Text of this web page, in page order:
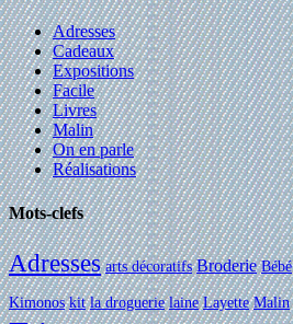
Adresses
Cadeaux
Expositions
Facile
Livres
Malin
On en parle
Réalisations
Mots-clefs
Adresses arts décoratifs Broderie Bébé
Kimonos kit la droguerie laine Layette Malin